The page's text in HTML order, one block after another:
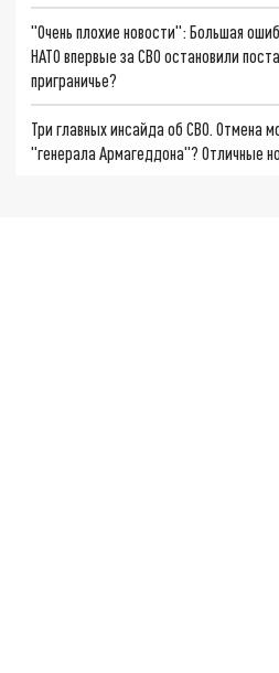
"Очень плохие новости": Большая
НАТО впервые за СВО остановили
приграничье?
Три главных инсайда об СВО. Отмена
"генерала Армагеддона"? Отличные